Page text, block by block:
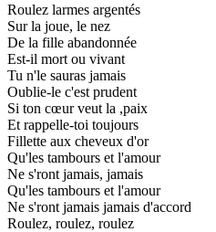
Roulez larmes argentés
Sur la joue, le nez
De la fille abandonnée
Est-il mort ou vivant
Tu n'le sauras jamais
Oublie-le c'est prudent
Si ton cœur veut la ,paix
Et rappelle-toi toujours
Fillette aux cheveux d'or
Qu'les tambours et l'amour
Ne s'ront jamais, jamais
Qu'les tambours et l'amour
Ne s'ront jamais jamais d'accord
Roulez, roulez, roulez